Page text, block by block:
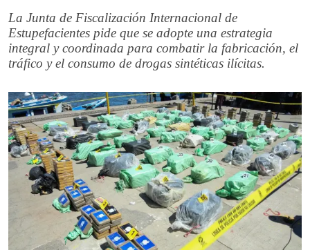
La Junta de Fiscalización Internacional de
Estupefacientes pide que se adopte una estrategia
integral y coordinada para combatir la fabricación, el
tráfico y el consumo de drogas sintéticas ilícitas.